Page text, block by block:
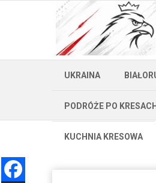
UKRAINA
PODRÓŻE PO KRESACH
KUCHNIA KRESOWA